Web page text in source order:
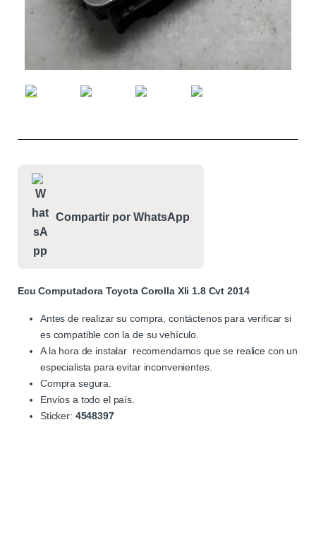
Compartir por WhatsApp
Ecu Computadora Toyota Corolla Xli 1.8 Cvt 2014
Antes de realizar su compra, contáctenos para verificar si
es compatible con la de su vehículo.
A la hora de instalar recomendamos que se realice con un
especialista para evitar inconvenientes.
Compra segura.
Envíos a todo el país.
Sticker: 4548397